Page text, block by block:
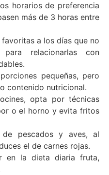
horarios de preferencia
más de 3 horas entre
a los días que no
para relacionarlas con
pequeñas, pero
contenido nutricional.
opta por técnicas
o el horno y evita fritos
de pescados y aves, al
el de carnes rojas.
en la dieta diaria fruta,